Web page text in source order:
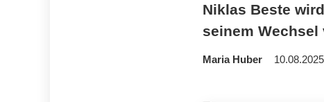
Niklas Beste
seinem
Maria Huber